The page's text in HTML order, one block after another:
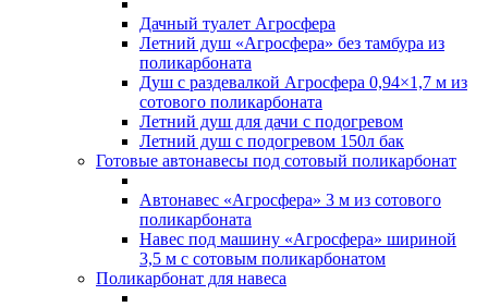
Дачный туалет Агросфера
Летний душ «Агросфера» без тамбура из
поликарбоната
Душ с раздевалкой Агросфера 0,94×1,7 м из
сотового поликарбоната
Летний душ для дачи с подогревом
Летний душ с подогревом 150л бак
Готовые автонавесы под сотовый поликарбонат
Автонавес «Агросфера» 3 м из сотового
поликарбоната
Навес под машину «Агросфера» шириной
3,5 м с сотовым поликарбонатом
Поликарбонат для навеса